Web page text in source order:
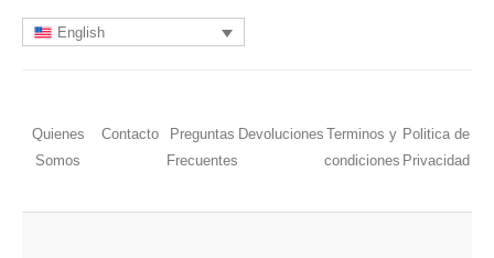
English
Quienes
Somos
Contacto
Preguntas
Frecuentes
Devoluciones Terminos y
condiciones
Politica de
Privacidad